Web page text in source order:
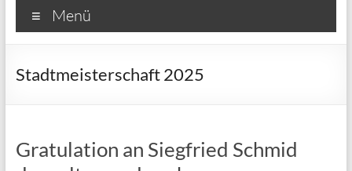
Menü
Stadtmeisterschaft 2025
Gratulation an Siegfried Schmid